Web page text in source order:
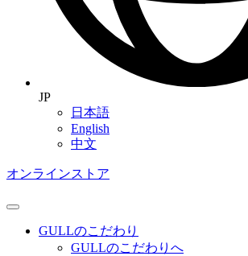
JP
日本語
English
中文
オンラインストア
GULLのこだわり
GULLのこだわりへ